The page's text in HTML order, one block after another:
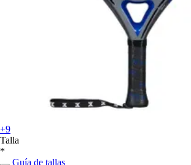
+9
Talla
*
Guía de tallas